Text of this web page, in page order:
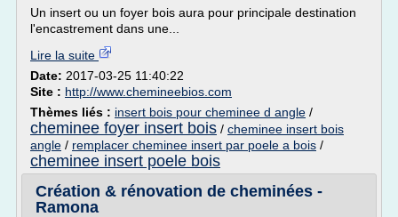
Un insert ou un foyer bois aura pour principale destination
l'encastrement dans une...
Lire la suite
Date: 2017-03-25 11:40:22
Site : http://www.chemineebios.com
Thèmes liés : insert bois pour cheminee d angle /
cheminee foyer insert bois / cheminee insert bois
angle / remplacer cheminee insert par poele a bois /
cheminee insert poele bois
Création & rénovation de cheminées -
Ramona